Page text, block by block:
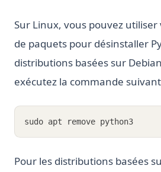
Sur Linux, vous pouvez
de paquets pour désinstaller
distributions basées sur
exécutez la commande
sudo apt remove python3
Pour les distributions basées